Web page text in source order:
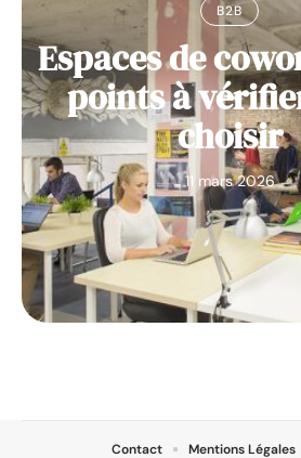
B2B
Espaces de
points à
choisir
11 mars 2026
Contact Mentions Légales